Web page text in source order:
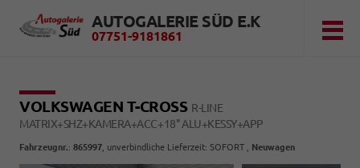
AUTOGALERIE SÜD E.K
07751-9181861
VOLKSWAGEN T-CROSS R-LINE
MATRIX+SHZ+KAMERA+ACC+18'' ALU+KESSY+APP
Fahrzeugnr.: 865997 , unverbindliche Lieferzeit: SOFORT , Neuwagen